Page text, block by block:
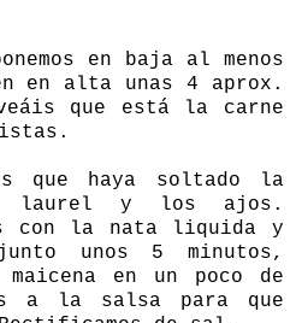
en baja al menos
en alta unas 4 aprox.
que está la carne
que haya soltado la
laurel y los ajos.
con la nata liquida y
unos 5 minutos,
en un poco de
a la salsa para que